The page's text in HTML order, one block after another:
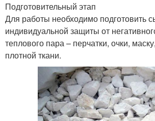
Подготовительный этап
Для работы необходимо подготовить
индивидуальной защиты от
теплового пара – перчатки, очки,
плотной ткани.